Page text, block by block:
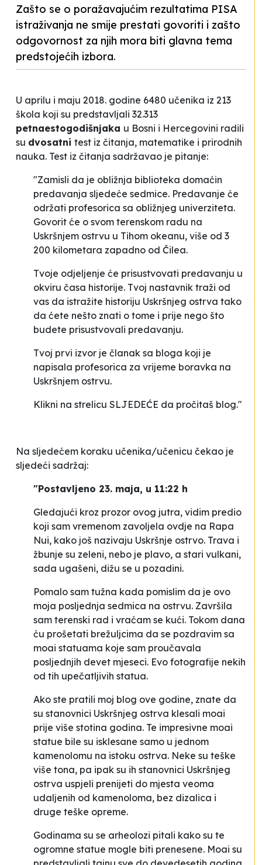
Zašto se o poražavajućim rezultatima PISA
istraživanja ne smije prestati govoriti i zašto
odgovornost za njih mora biti glavna tema
predstojećih izbora.
U aprilu i maju 2018. godine 6480 učenika iz 213
škola koji su predstavljali 32.313
petnaestogodišnjaka u Bosni i Hercegovini radili
su dvosatni test iz čitanja, matematike i prirodnih
nauka. Test iz čitanja sadržavao je pitanje:
"Zamisli da je obližnja biblioteka domaćin
predavanja sljedeće sedmice. Predavanje će
održati profesorica sa obližnjeg univerziteta.
Govorit će o svom terenskom radu na
Uskršnjem ostrvu u Tihom okeanu, više od 3
200 kilometara zapadno od Čilea.
Tvoje odjeljenje će prisustvovati predavanju u
okviru časa historije. Tvoj nastavnik traži od
vas da istražite historiju Uskršnjeg ostrva tako
da ćete nešto znati o tome i prije nego što
budete prisustvovali predavanju.
Tvoj prvi izvor je članak sa bloga koji je
napisala profesorica za vrijeme boravka na
Uskršnjem ostrvu.
Klikni na strelicu SLJEDEĆE da pročitaš blog."
Na sljedećem koraku učenika/učenicu čekao je
sljedeći sadržaj:
"Postavljeno 23. maja, u 11:22 h
Gledajući kroz prozor ovog jutra, vidim predio
koji sam vremenom zavoljela ovdje na Rapa
Nui, kako još nazivaju Uskršnje ostrvo. Trava i
žbunje su zeleni, nebo je plavo, a stari vulkani,
sada ugašeni, dižu se u pozadini.
Pomalo sam tužna kada pomislim da je ovo
moja posljednja sedmica na ostrvu. Završila
sam terenski rad i vraćam se kući. Tokom dana
ću prošetati brežuljcima da se pozdravim sa
moai statuama koje sam proučavala
posljednjih devet mjeseci. Evo fotografije nekih
od tih upečatljivih statua.
Ako ste pratili moj blog ove godine, znate da
su stanovnici Uskršnjeg ostrva klesali moai
prije više stotina godina. Te impresivne moai
statue bile su isklesane samo u jednom
kamenolomu na istoku ostrva. Neke su teške
više tona, pa ipak su ih stanovnici Uskršnjeg
ostrva uspjeli prenijeti do mjesta veoma
udaljenih od kamenoloma, bez dizalica i
druge teške opreme.
Godinama su se arheolozi pitali kako su te
ogromne statue mogle biti prenesene. Moai su